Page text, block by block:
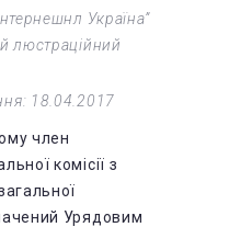
Україна”
люстраційний
18.04.2017
член
комісії з
Урядовим